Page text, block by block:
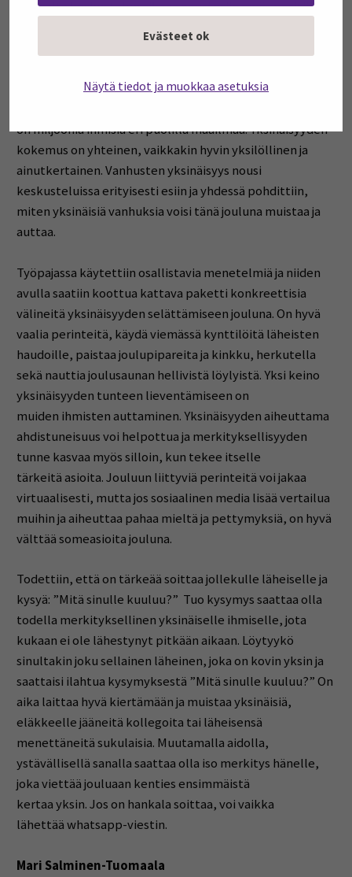
Evästeet ok
Näytä tiedot ja muokkaa asetuksia
Toisaalta keskustelun aikana nousi esiin myös positiivisia
yksinäisyyteen liittyviä asioita. Työpajassa tunnistettiin,
kaikenikäisiä. Todettiin myös, että subjektiivinen
on miljoonia ihmisiä eri puolilla maailmaa. Yksinäisyyden
kokemus on yhteinen, vaikkakin hyvin yksilöllinen ja
ainutkertainen. Vanhusten yksinäisyys nousi
keskusteluissa erityisesti esiin ja yhdessä pohdittiin,
miten yksinäisiä vanhuksia voisi tänä jouluna muistaa ja
auttaa.
Työpajassa käytettiin osallistavia menetelmiä ja niiden
avulla saatiin koottua kattava paketti konkreettisia
välineitä yksinäisyyden selättämiseen jouluna. On hyvä
vaalia perinteitä, käydä viemässä kynttilöitä läheisten
haudoille, paistaa joulupipareita ja kinkku, herkutella
sekä nauttia joulusaunan hellivistä löylyistä. Yksi keino
yksinäisyyden tunteen lieventämiseen on
muiden ihmisten auttaminen. Yksinäisyyden aiheuttama
ahdistuneisuus voi helpottua ja merkityksellisyyden
tunne kasvaa myös silloin, kun tekee itselle
tärkeitä asioita. Jouluun liittyviä perinteitä voi jakaa
virtuaalisesti, mutta jos sosiaalinen media lisää vertailua
muihin ja aiheuttaa pahaa mieltä ja pettymyksiä, on hyvä
välttää someasioita jouluna.
Todettiin, että on tärkeää soittaa jollekulle läheiselle ja
kysyä: ”Mitä sinulle kuuluu?” Tuo kysymys saattaa olla
todella merkityksellinen yksinäiselle ihmiselle, jota
kukaan ei ole lähestynyt pitkään aikaan. Löytyykö
sinultakin joku sellainen läheinen, joka on kovin yksin ja
saattaisi ilahtua kysymyksestä ”Mitä sinulle kuuluu?” On
aika laittaa hyvä kiertämään ja muistaa yksinäisiä,
eläkkeelle jääneitä kollegoita tai läheisensä
menettäneitä sukulaisia. Muutamalla aidolla,
ystävällisellä sanalla saattaa olla iso merkitys hänelle,
joka viettää jouluaan kenties ensimmäistä
kertaa yksin. Jos on hankala soittaa, voi vaikka
lähettää whatsapp-viestin.
Mari Salminen-Tuomaala